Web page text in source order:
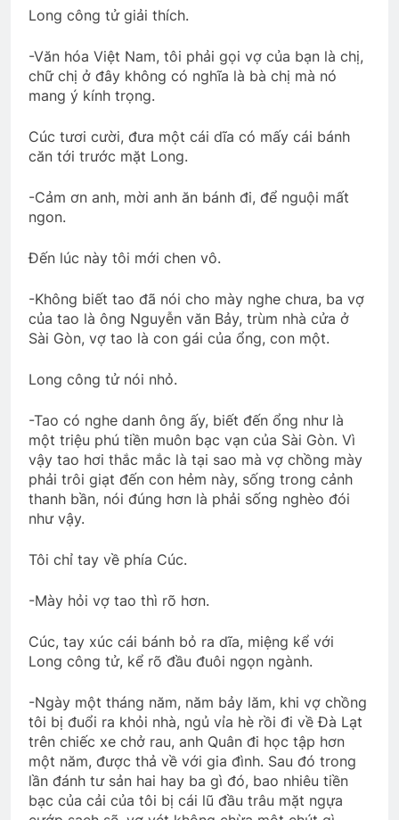
Long công tử giải thích.
-Văn hóa Việt Nam, tôi phải gọi vợ của bạn là chị,
chữ chị ở đây không có nghĩa là bà chị mà nó
mang ý kính trọng.
Cúc tươi cười, đưa một cái dĩa có mấy cái bánh
căn tới trước mặt Long.
-Cảm ơn anh, mời anh ăn bánh đi, để nguội mất
ngon.
Đến lúc này tôi mới chen vô.
-Không biết tao đã nói cho mày nghe chưa, ba vợ
của tao là ông Nguyễn văn Bảy, trùm nhà cửa ở
Sài Gòn, vợ tao là con gái của ổng, con một.
Long công tử nói nhỏ.
-Tao có nghe danh ông ấy, biết đến ổng như là
một triệu phú tiền muôn bạc vạn của Sài Gòn. Vì
vậy tao hơi thắc mắc là tại sao mà vợ chồng mày
phải trôi giạt đến con hẻm này, sống trong cảnh
thanh bần, nói đúng hơn là phải sống nghèo đói
như vậy.
Tôi chỉ tay về phía Cúc.
-Mày hỏi vợ tao thì rõ hơn.
Cúc, tay xúc cái bánh bỏ ra dĩa, miệng kể với
Long công tử, kể rõ đầu đuôi ngọn ngành.
-Ngày một tháng năm, năm bảy lăm, khi vợ chồng
tôi bị đuổi ra khỏi nhà, ngủ vỉa hè rồi đi về Đà Lạt
trên chiếc xe chở rau, anh Quân đi học tập hơn
một năm, được thả về với gia đình. Sau đó trong
lần đánh tư sản hai hay ba gì đó, bao nhiêu tiền
bạc của cải của tôi bị cái lũ đầu trâu mặt ngựa